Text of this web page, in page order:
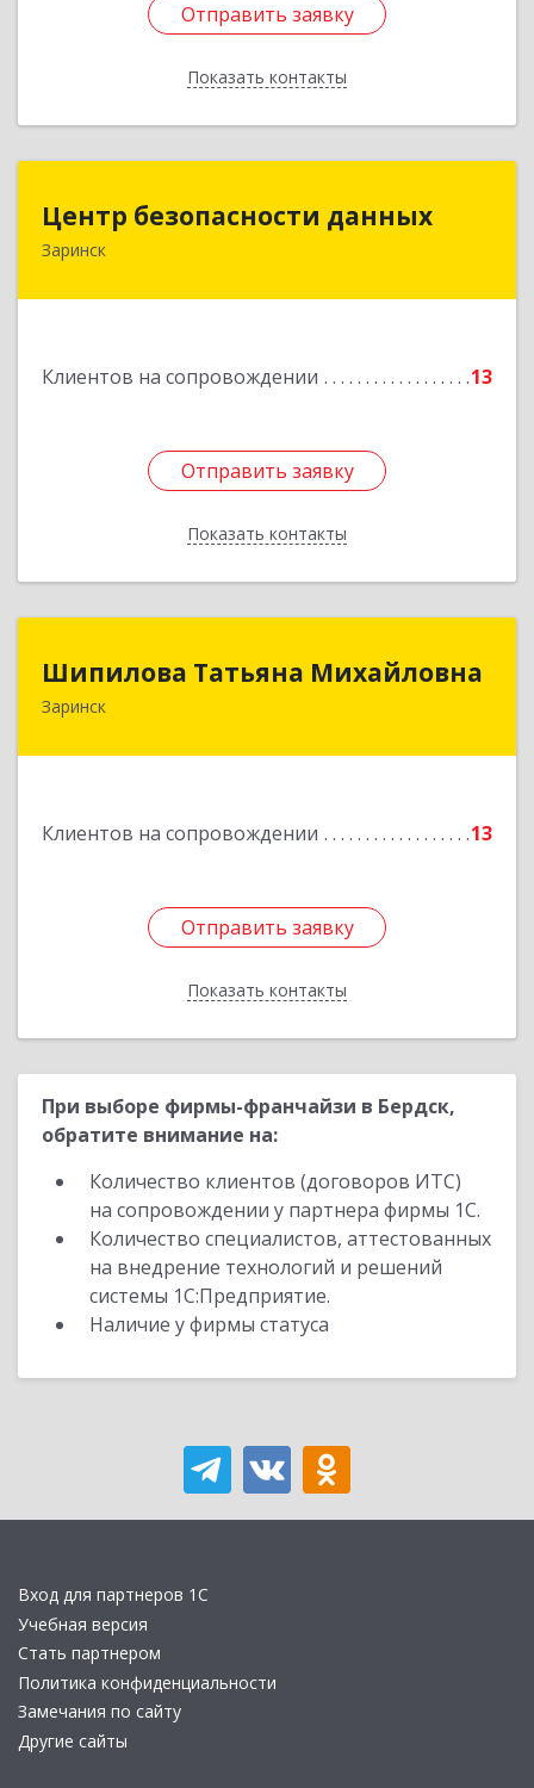
Отправить заявку
Показать контакты
Отправить заявку
Назад
Центр безопасности данных
Заринск
Клиентов на сопровождении 13
Отправить заявку
Показать контакты
Центр безопасности данных
659100, Алтайский край, Заринск г, Таратынова
Отправить заявку
Назад
Шипилова Татьяна Михайловна
Заринск
Клиентов на сопровождении 13
Отправить заявку
Показать контакты
Шипилова Татьяна Михайловна
Отправить заявку
Назад
При выборе фирмы-франчайзи в Бердск,
обратите внимание на:
Количество клиентов (договоров ИТС)
на сопровождении у партнера фирмы 1С.
Количество специалистов, аттестованных
на внедрение технологий и решений
системы 1С:Предприятие.
Наличие у фирмы статуса
Вход для партнеров 1С
Учебная версия
Стать партнером
Политика конфиденциальности
Замечания по сайту
Другие сайты